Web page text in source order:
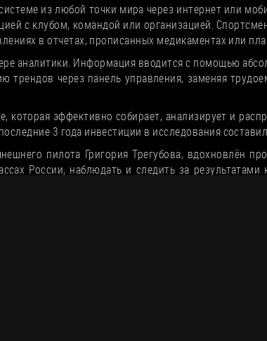
из любой точки мира через интернет или
с клубом, командой или организацией.
в отчетах, прописанных медикаментах или
аналитики. Информация вводится с помощью
трендов через панель управления, заменяя
которая эффективно собирает, анализирует и
3 года инвестиции в исследования
пилота Григория Трегубова, вдохновлён
России, наблюдать и следить за